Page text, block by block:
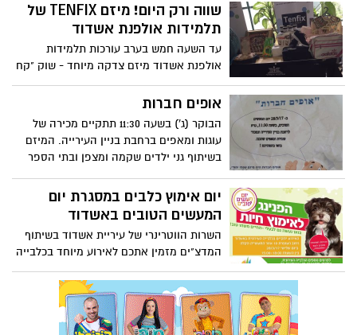
וגם, מדוע צמד פקחים חילקו דוחות לתושבים
השמחים
שווה ורק היום! מיזם TENFIX של
תלמידות אולפנת אשדוד
עד השעה חמש בערב עורכות תלמידות
אולפנת אשדוד מיזם צדקה מיוחד - שוק "קח
ותן, והכל בחמישה שקלים
אופים חברות
הבוקר (ג') בשעה 11:30 תתקיים מכירה של
עוגות ומאפים ברחבת בניין העירייה. המיזם
בשיתוף גני ילדים שקמה ומצפן ובתי הספר
יום אימוץ כלבים במסגרת יום
המעשים הטובים באשדוד
השרות הווטרינרי של עיריית אשדוד בשיתוף
המדצ"ים מזמין אתכם לאירוע מיוחד בכלבייה
העירונית - עושים טוב גם לחברים על ארבע